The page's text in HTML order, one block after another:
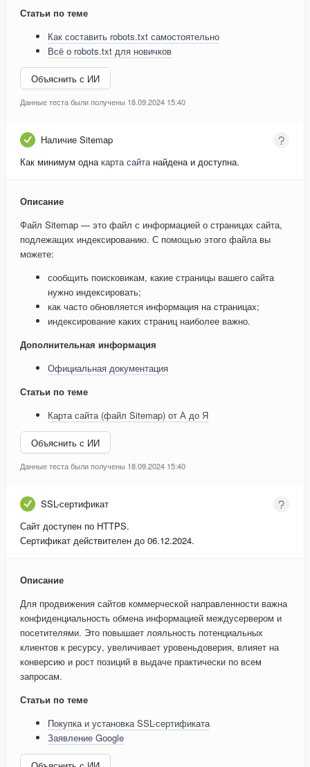
Статьи по теме
Как составить robots.txt самостоятельно
Всё о robots.txt для новичков
Объяснить с ИИ
Данные теста были получены 18.09.2024 15:40
Наличие Sitemap
Как минимум однакарта сайтанайдена и доступна.
Описание
Файл Sitemap — это файл с информацией о страницах сайта,
подлежащих индексированию. С помощью этого файла вы
можете:
сообщить поисковикам, какие страницы вашего сайта
нужно индексировать;
как часто обновляется информация на страницах;
индексирование каких страниц наиболее важно.
Дополнительная информация
Официальная документация
Статьи по теме
Карта сайта (файл Sitemap) от А до Я
Объяснить с ИИ
Данные теста были получены 18.09.2024 15:40
SSL-сертификат
Сайт доступен по HTTPS.
Сертификат действителен до 06.12.2024.
Описание
Для продвижения сайтов коммерческой направленности важна
конфиденциальность обмена информацией междусервером и
посетителями. Это повышает лояльность потенциальных
клиентов к ресурсу, увеличивает уровеньдоверия, влияет на
конверсию и рост позиций в выдаче практически по всем
запросам.
Статьи по теме
Покупка и установка SSL-сертификата
Заявление Google